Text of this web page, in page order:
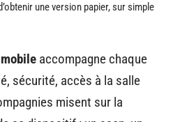
une version papier, sur simple
accompagne chaque
sécurité, accès à la salle
misent sur la